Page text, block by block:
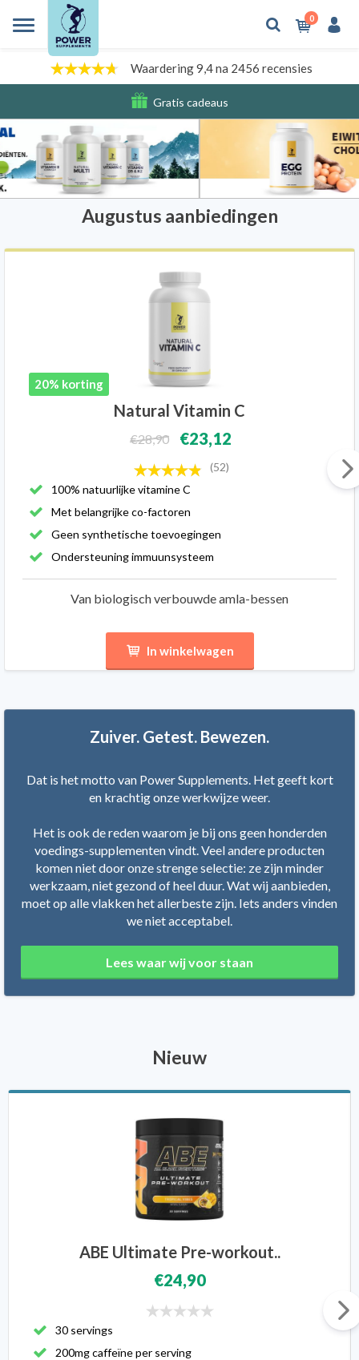
0
Waardering 9,4 na 2456 recensies
Gratis cadeaus
Verzendkosten
Augustus aanbiedingen
20% korting
Natural Vitamin C
€28,90 €23,12
(52)
100% natuurlijke vitamine C
Met belangrijke co-factoren
Geen synthetische toevoegingen
Ondersteuning immuunsysteem
Van biologisch verbouwde amla-bessen
In winkelwagen
Zuiver. Getest. Bewezen.
Dat is het motto van Power Supplements. Het geeft kort
en krachtig onze werkwijze weer.
Het is ook de reden waarom je bij ons geen honderden
voedings-supplementen vindt. Veel andere producten
komen niet door onze strenge selectie: ze zijn minder
werkzaam, niet gezond of heel duur. Wat wij aanbieden,
moet op alle vlakken het allerbeste zijn. Iets anders vinden
we niet acceptabel.
Lees waar wij voor staan
Nieuw
ABE Ultimate Pre-workout..
€24,90
30 servings
200mg caffeïne per serving